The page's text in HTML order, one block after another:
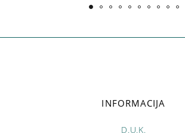
INFORMACIJA
D.U.K.